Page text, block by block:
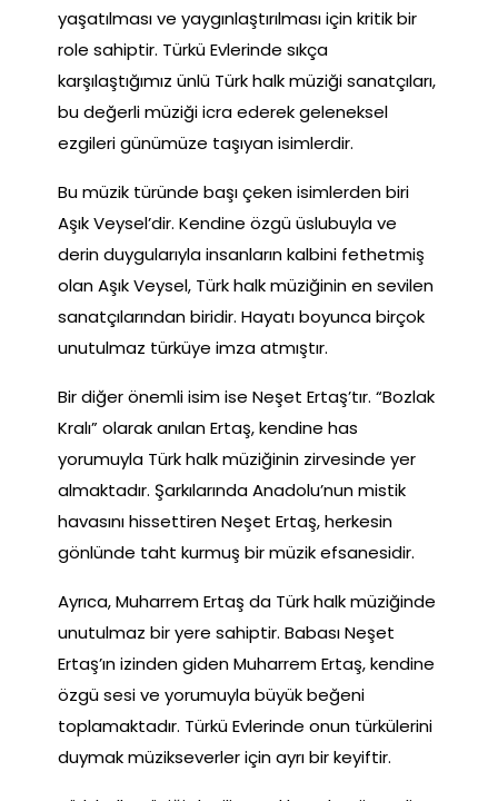
yaşatılması ve yaygınlaştırılması için kritik bir
role sahiptir. Türkü Evlerinde sıkça
karşılaştığımız ünlü Türk halk müziği sanatçıları,
bu değerli müziği icra ederek geleneksel
ezgileri günümüze taşıyan isimlerdir.
Bu müzik türünde başı çeken isimlerden biri
Aşık Veysel’dir. Kendine özgü üslubuyla ve
derin duygularıyla insanların kalbini fethetmiş
olan Aşık Veysel, Türk halk müziğinin en sevilen
sanatçılarından biridir. Hayatı boyunca birçok
unutulmaz türküye imza atmıştır.
Bir diğer önemli isim ise Neşet Ertaş’tır. “Bozlak
Kralı” olarak anılan Ertaş, kendine has
yorumuyla Türk halk müziğinin zirvesinde yer
almaktadır. Şarkılarında Anadolu’nun mistik
havasını hissettiren Neşet Ertaş, herkesin
gönlünde taht kurmuş bir müzik efsanesidir.
Ayrıca, Muharrem Ertaş da Türk halk müziğinde
unutulmaz bir yere sahiptir. Babası Neşet
Ertaş’ın izinden giden Muharrem Ertaş, kendine
özgü sesi ve yorumuyla büyük beğeni
toplamaktadır. Türkü Evlerinde onun türkülerini
duymak müzikseverler için ayrı bir keyiftir.